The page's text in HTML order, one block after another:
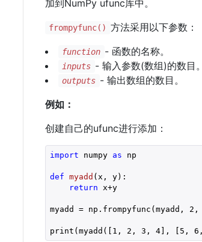
加到NumPy ufunc库中。
frompyfunc() 方法采用以下参数：
function - 函数的名称。
inputs - 输入参数(数组)的数目。
outputs - 输出数组的数目。
例如：
创建自己的ufunc进行添加：
import numpy as np
def myadd (x, y) :
return x+y
myadd = np.frompyfunc(myadd, 2 ,
print(myadd([ 1 , 2 , 3 , 4], [ 5 , 6